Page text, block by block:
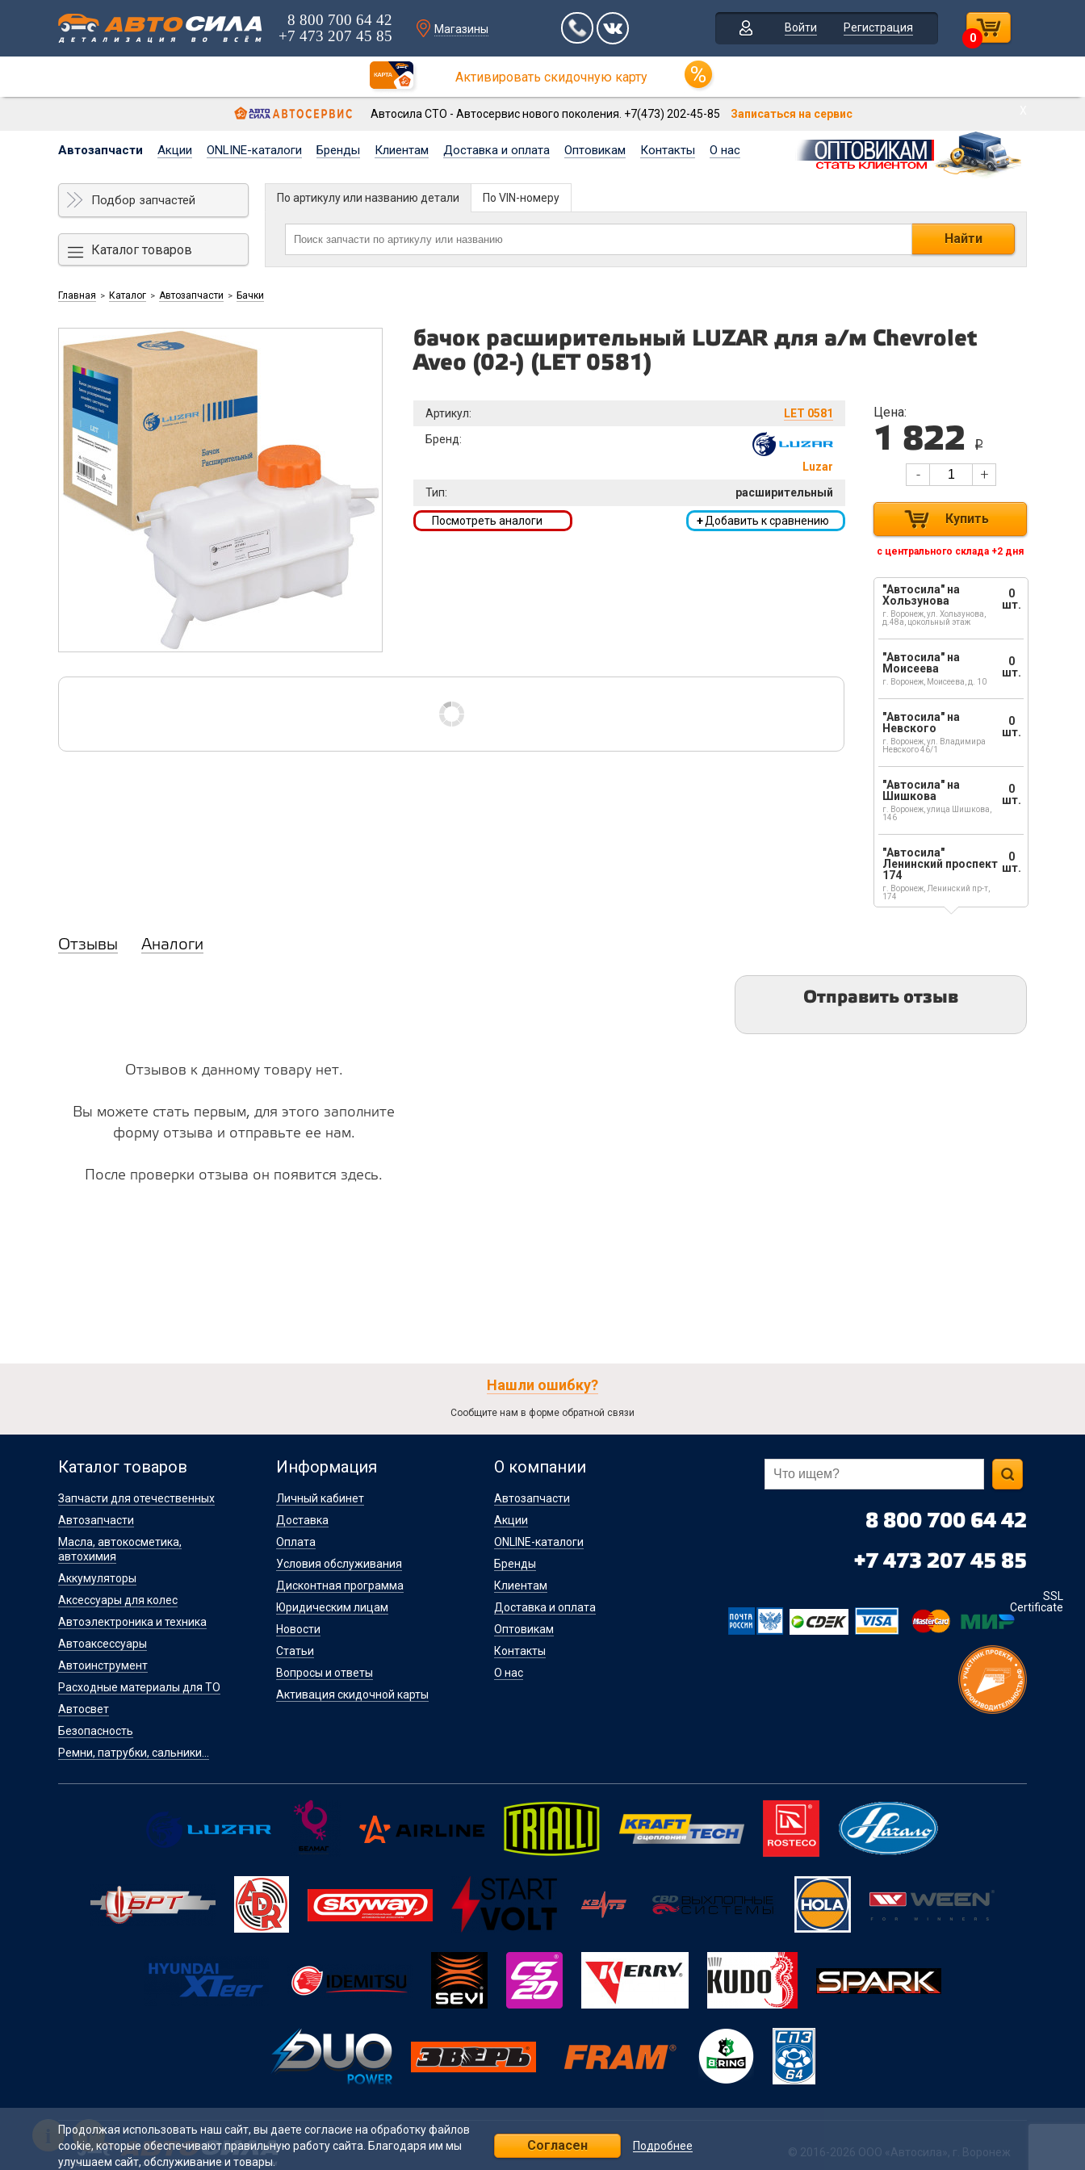
8 800 700 64 42
+7 473 207 45 85
Магазины Войти
Регистрация
0
Активировать скидочную карту
Автосила СТО - Автосервис нового поколения. +7(473) 202-45-85 Записаться на сервис
Автозапчасти Акции ONLINE-каталоги Бренды Клиентам Доставка и оплата Оптовикам Контакты О нас
Подбор запчастей
Каталог товаров
По артикулу или названию детали
Найти
По VIN-номеру
Главная > Каталог > Автозапчасти > Бачки
бачок расширительный LUZAR для а/м Chevrolet
Aveo (02-) (LET 0581)
Артикул:
LET 0581
Бренд:
Luzar
Тип:
расширительный
+Добавить к сравнению
Посмотреть аналоги
Цена:
1 822 i
- +
Купить
с центрального склада +2 дня
"Автосила" на
Хользунова
г. Воронеж, ул. Хользунова,
д.48а, цокольный этаж
0
шт.
"Автосила" на
Моисеева
г. Воронеж, Моисеева, д. 10
0
шт.
"Автосила" на
Невского
г. Воронеж, ул. Владимира
Невского 46/1
0
шт.
"Автосила" на
Шишкова
г. Воронеж, улица Шишкова,
146
0
шт.
"Автосила"
Ленинский проспект
174
г. Воронеж, Ленинский пр-т,
174
0
шт.
Отзывы Аналоги
Отзывов к данному товару нет.
Вы можете стать первым, для этого заполните
форму отзыва и отправьте ее нам.
После проверки отзыва он появится здесь.
Отправить отзыв
Нашли ошибку?
Сообщите нам в форме обратной связи
Каталог товаров
Запчасти для отечественных
Автозапчасти
Масла, автокосметика,
автохимия
Аккумуляторы
Аксессуары для колес
Автоэлектроника и техника
Автоаксессуары
Автоинструмент
Расходные материалы для ТО
Автосвет
Безопасность
Ремни, патрубки, сальники...
Информация
Личный кабинет
Доставка
Оплата
Условия обслуживания
Дисконтная программа
Юридическим лицам
Новости
Статьи
Вопросы и ответы
Активация скидочной карты
О компании
Автозапчасти
Акции
ONLINE-каталоги
Бренды
Клиентам
Доставка и оплата
Оптовикам
Контакты
О нас
8 800 700 64 42
+7 473 207 45 85
SSL
Certificate
© 2016-2026 ООО «Автосила», г. Воронеж
Продолжая использовать наш сайт, вы даете согласие на обработку файлов
cookie, которые обеспечивают правильную работу сайта. Благодаря им мы
улучшаем сайт, обслуживание и товары.
Согласен Подробнее